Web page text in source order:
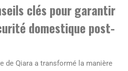
clés pour garantir
domestique post-
de Qiara a transformé la manière